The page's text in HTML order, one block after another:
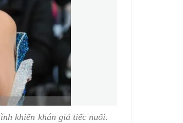
khiến khán giả tiếc nuối.